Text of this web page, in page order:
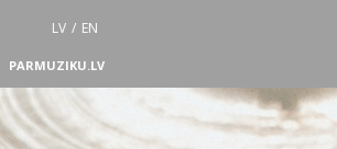
LV / EN
PARMUZIKU.LV